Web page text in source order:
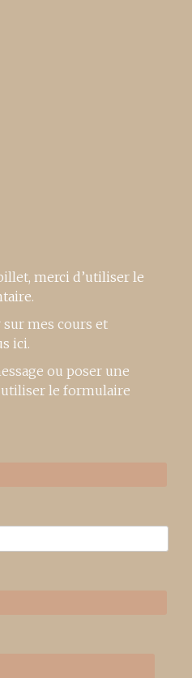
merci d’utiliser le
.
mes cours et
ici.
ou poser une
le formulaire